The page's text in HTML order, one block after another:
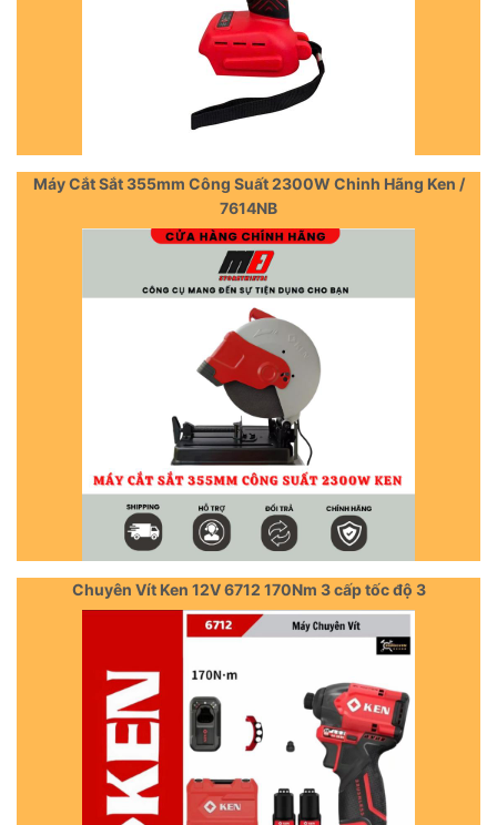
Máy Cắt Sắt 355mm Công Suất 2300W Chinh Hãng Ken /
7614NB
Chuyên Vít Ken 12V 6712 170Nm 3 cấp tốc độ 3